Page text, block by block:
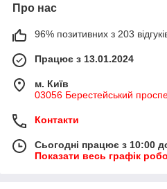
Про нас
96% позитивних з 203
Працює з 13.01.2024
м. Київ
03056 Берестейський
Контакти
Сьогодні працює з 10:00
Показати весь графік